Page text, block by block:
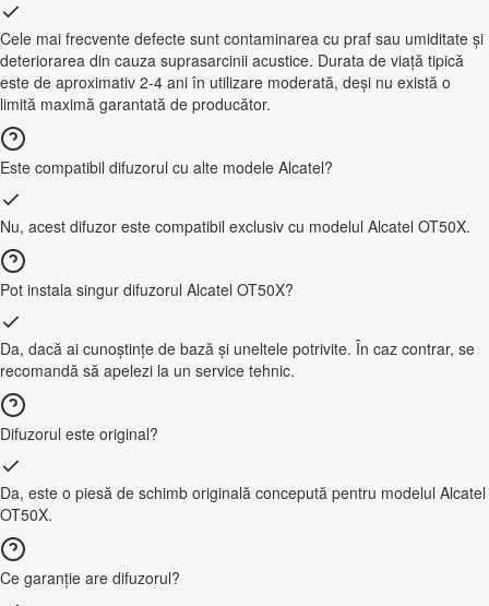
Cele mai frecvente defecte sunt contaminarea cu praf sau umiditate și
deteriorarea din cauza suprasarcinii acustice. Durata de viață tipică
este de aproximativ 2-4 ani în utilizare moderată, deși nu există o
limită maximă garantată de producător.
Este compatibil difuzorul cu alte modele Alcatel?
Nu, acest difuzor este compatibil exclusiv cu modelul Alcatel OT50X.
Pot instala singur difuzorul Alcatel OT50X?
Da, dacă ai cunoștințe de bază și uneltele potrivite. În caz contrar, se
recomandă să apelezi la un service tehnic.
Difuzorul este original?
Da, este o piesă de schimb originală concepută pentru modelul Alcatel
OT50X.
Ce garanție are difuzorul?